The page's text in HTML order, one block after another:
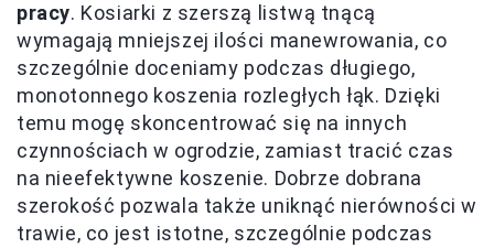
pracy. Kosiarki z szerszą listwą tnącą
wymagają mniejszej ilości manewrowania, co
szczególnie doceniamy podczas długiego,
monotonnego koszenia rozległych łąk. Dzięki
temu mogę skoncentrować się na innych
czynnościach w ogrodzie, zamiast tracić czas
na nieefektywne koszenie. Dobrze dobrana
szerokość pozwala także uniknąć nierówności w
trawie, co jest istotne, szczególnie podczas